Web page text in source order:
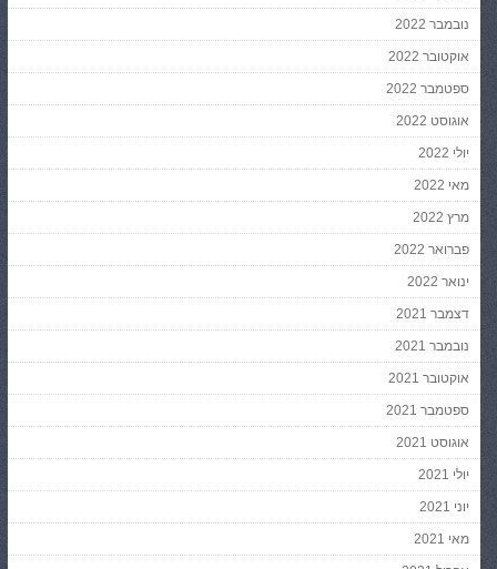
נובמבר 2022
אוקטובר 2022
ספטמבר 2022
אוגוסט 2022
יולי 2022
מאי 2022
מרץ 2022
פברואר 2022
ינואר 2022
דצמבר 2021
נובמבר 2021
אוקטובר 2021
ספטמבר 2021
אוגוסט 2021
יולי 2021
יוני 2021
מאי 2021